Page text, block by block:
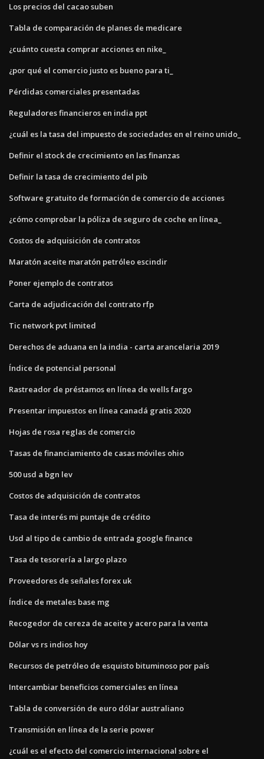
Los precios del cacao suben
Tabla de comparación de planes de medicare
¿cuánto cuesta comprar acciones en nike_
¿por qué el comercio justo es bueno para ti_
Pérdidas comerciales presentadas
Reguladores financieros en india ppt
¿cuál es la tasa del impuesto de sociedades en el reino unido_
Definir el stock de crecimiento en las finanzas
Definir la tasa de crecimiento del pib
Software gratuito de formación de comercio de acciones
¿cómo comprobar la póliza de seguro de coche en línea_
Costos de adquisición de contratos
Maratón aceite maratón petróleo escindir
Poner ejemplo de contratos
Carta de adjudicación del contrato rfp
Tic network pvt limited
Derechos de aduana en la india - carta arancelaria 2019
Índice de potencial personal
Rastreador de préstamos en línea de wells fargo
Presentar impuestos en línea canadá gratis 2020
Hojas de rosa reglas de comercio
Tasas de financiamiento de casas móviles ohio
500 usd a bgn lev
Costos de adquisición de contratos
Tasa de interés mi puntaje de crédito
Usd al tipo de cambio de entrada google finance
Tasa de tesorería a largo plazo
Proveedores de señales forex uk
Índice de metales base mg
Recogedor de cereza de aceite y acero para la venta
Dólar vs rs indios hoy
Recursos de petróleo de esquisto bituminoso por país
Intercambiar beneficios comerciales en línea
Tabla de conversión de euro dólar australiano
Transmisión en línea de la serie power
¿cuál es el efecto del comercio internacional sobre el